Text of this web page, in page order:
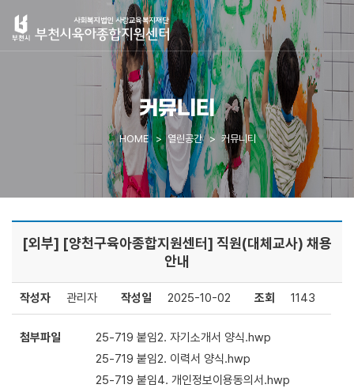
커뮤니티
HOME 열린공간 커뮤니티
[외부] [양천구육아종합지원센터] 직원(대체교사) 채용
안내
작성자 관리자 작성일 2025-10-02 조회 1143
첨부파일
25-719 붙임2. 자기소개서 양식.hwp
25-719 붙임2. 이력서 양식.hwp
25-719 붙임4. 개인정보이용동의서.hwp